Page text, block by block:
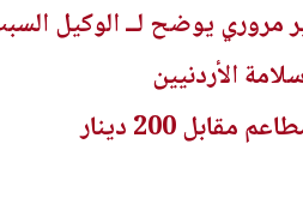
مروري يوضح لــ الوكيل
الأردنيين
200 دينار